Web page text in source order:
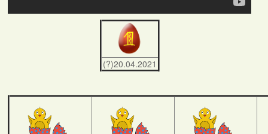
(?)20.04.2021